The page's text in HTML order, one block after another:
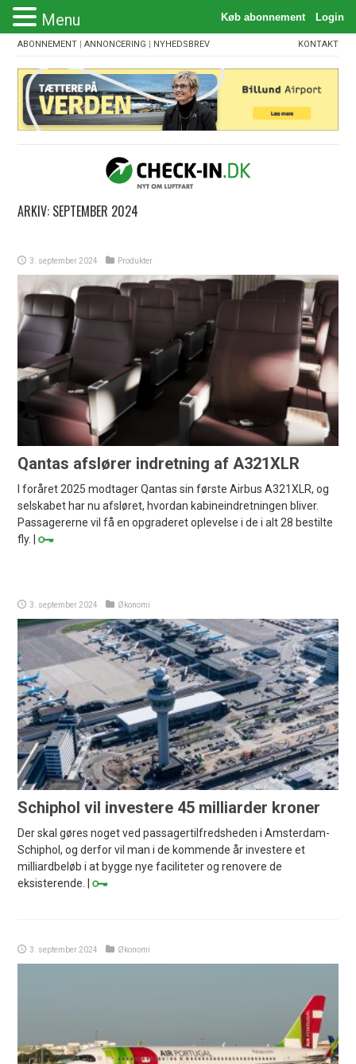
ABONNEMENT |ANNONCERING | NYHEDSBREV KONTAKT
ARKIV: SEPTEMBER 2024
3. september 2024 Produkter
Qantas afslører indretning af A321XLR
I foråret 2025 modtager Qantas sin første Airbus A321XLR, og
selskabet har nu afsløret, hvordan kabineindretningen bliver.
Passagererne vil få en opgraderet oplevelse i de i alt 28 bestilte
fly. |
3. september 2024 Økonomi
Schiphol vil investere 45 milliarder kroner
Der skal gøres noget ved passagertilfredsheden i Amsterdam-
Schiphol, og derfor vil man i de kommende år investere et
milliardbeløb i at bygge nye faciliteter og renovere de
eksisterende. |
3. september 2024 Økonomi
Menu